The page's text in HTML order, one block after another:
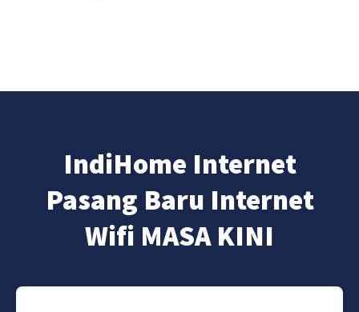
IndiHome Internet
Pasang Baru Internet
Wifi MASA KINI